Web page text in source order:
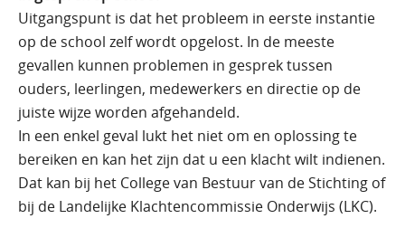
Uitgangspunt is dat het probleem in eerste instantie
op de school zelf wordt opgelost. In de meeste
gevallen kunnen problemen in gesprek tussen
ouders, leerlingen, medewerkers en directie op de
juiste wijze worden afgehandeld.
In een enkel geval lukt het niet om en oplossing te
bereiken en kan het zijn dat u een klacht wilt indienen.
Dat kan bij het College van Bestuur van de Stichting of
bij de Landelijke Klachtencommissie Onderwijs (LKC).